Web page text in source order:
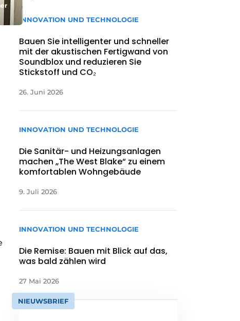
INNOVATION UND TECHNOLOGIE
Bauen Sie intelligenter und schneller
mit der akustischen Fertigwand von
Soundblox und reduzieren Sie
Stickstoff und CO₂
26. Juni 2026
INNOVATION UND TECHNOLOGIE
Die Sanitär- und Heizungsanlagen
machen „The West Blake“ zu einem
komfortablen Wohngebäude
9. Juli 2026
INNOVATION UND TECHNOLOGIE
Die Remise: Bauen mit Blick auf das,
was bald zählen wird
27 Mai 2026
NIEUWSBRIEF